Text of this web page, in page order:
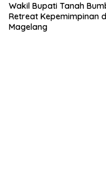
Wakil Bupati Tanah
Retreat Kepemimpinan
Magelang